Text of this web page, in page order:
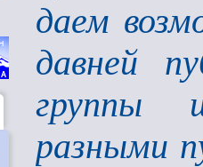
даем
давней
группы
разными